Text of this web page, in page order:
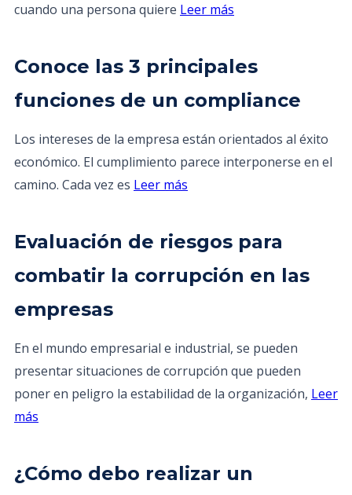
cuando una persona quiere Leer más
Conoce las 3 principales
funciones de un compliance
Los intereses de la empresa están orientados al éxito
económico. El cumplimiento parece interponerse en el
camino. Cada vez es Leer más
Evaluación de riesgos para
combatir la corrupción en las
empresas
En el mundo empresarial e industrial, se pueden
presentar situaciones de corrupción que pueden
poner en peligro la estabilidad de la organización, Leer
más
¿Cómo debo realizar un